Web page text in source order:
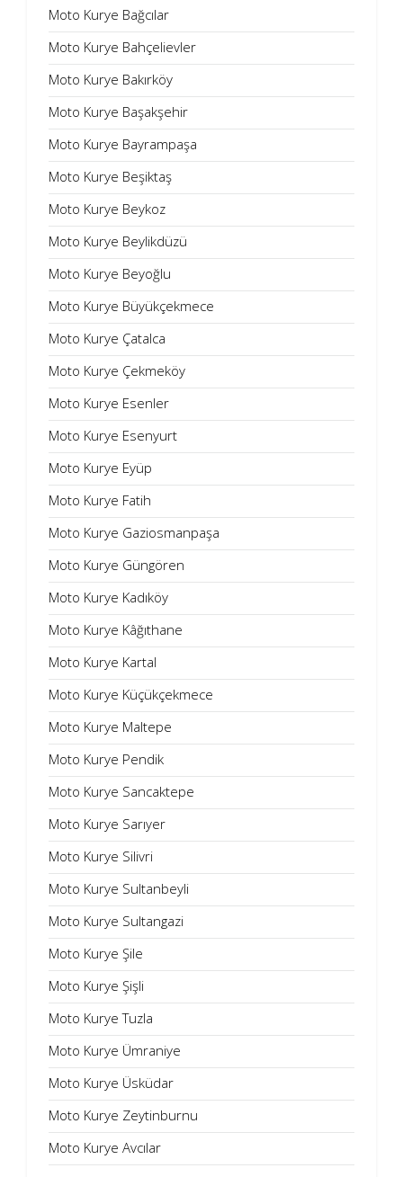
Moto Kurye Bağcılar
Moto Kurye Bahçelievler
Moto Kurye Bakırköy
Moto Kurye Başakşehir
Moto Kurye Bayrampaşa
Moto Kurye Beşiktaş
Moto Kurye Beykoz
Moto Kurye Beylikdüzü
Moto Kurye Beyoğlu
Moto Kurye Büyükçekmece
Moto Kurye Çatalca
Moto Kurye Çekmeköy
Moto Kurye Esenler
Moto Kurye Esenyurt
Moto Kurye Eyüp
Moto Kurye Fatih
Moto Kurye Gaziosmanpaşa
Moto Kurye Güngören
Moto Kurye Kadıköy
Moto Kurye Kâğıthane
Moto Kurye Kartal
Moto Kurye Küçükçekmece
Moto Kurye Maltepe
Moto Kurye Pendik
Moto Kurye Sancaktepe
Moto Kurye Sarıyer
Moto Kurye Silivri
Moto Kurye Sultanbeyli
Moto Kurye Sultangazi
Moto Kurye Şile
Moto Kurye Şişli
Moto Kurye Tuzla
Moto Kurye Ümraniye
Moto Kurye Üsküdar
Moto Kurye Zeytinburnu
Moto Kurye Avcılar